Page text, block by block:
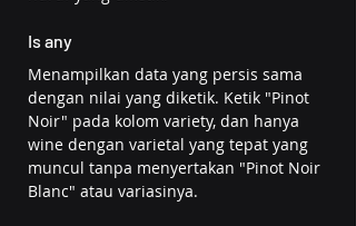
Is any
Menampilkan data yang persis sama
dengan nilai yang diketik. Ketik "Pinot
Noir" pada kolom variety, dan hanya
wine dengan varietal yang tepat yang
muncul tanpa menyertakan "Pinot Noir
Blanc" atau variasinya.